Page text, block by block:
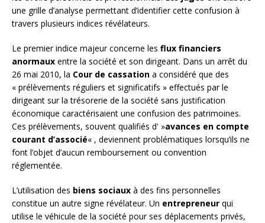
une grille d’analyse permettant d’identifier cette confusion à
travers plusieurs indices révélateurs.
Le premier indice majeur concerne les flux financiers
anormaux entre la société et son dirigeant. Dans un arrêt du
26 mai 2010, la Cour de cassation a considéré que des
« prélèvements réguliers et significatifs » effectués par le
dirigeant sur la trésorerie de la société sans justification
économique caractérisaient une confusion des patrimoines.
Ces prélèvements, souvent qualifiés d' »avances en compte
courant d’associé« , deviennent problématiques lorsqu’ils ne
font l’objet d’aucun remboursement ou convention
réglementée.
L’utilisation des biens sociaux à des fins personnelles
constitue un autre signe révélateur. Un entrepreneur qui
utilise le véhicule de la société pour ses déplacements privés,